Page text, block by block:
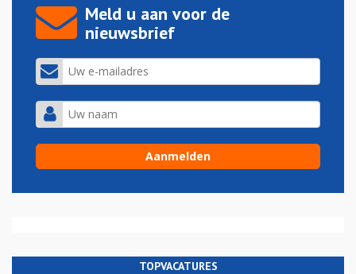
Meld u aan voor de
nieuwsbrief
TOPVACATURES